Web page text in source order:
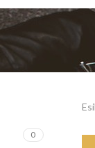
0